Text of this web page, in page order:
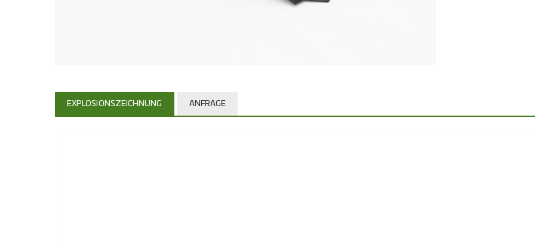
EXPLOSIONSZEICHNUNG ANFRAGE